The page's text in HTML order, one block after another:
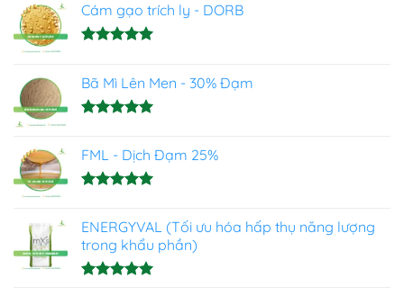
Cám gạo trích ly - DORB
5 sao
Bã Mì Lên Men - 30% Đạm
5 sao
FML - Dịch Đạm 25%
5 sao
ENERGYVAL (Tối ưu hóa hấp thụ năng lượng
trong khẩu phần)